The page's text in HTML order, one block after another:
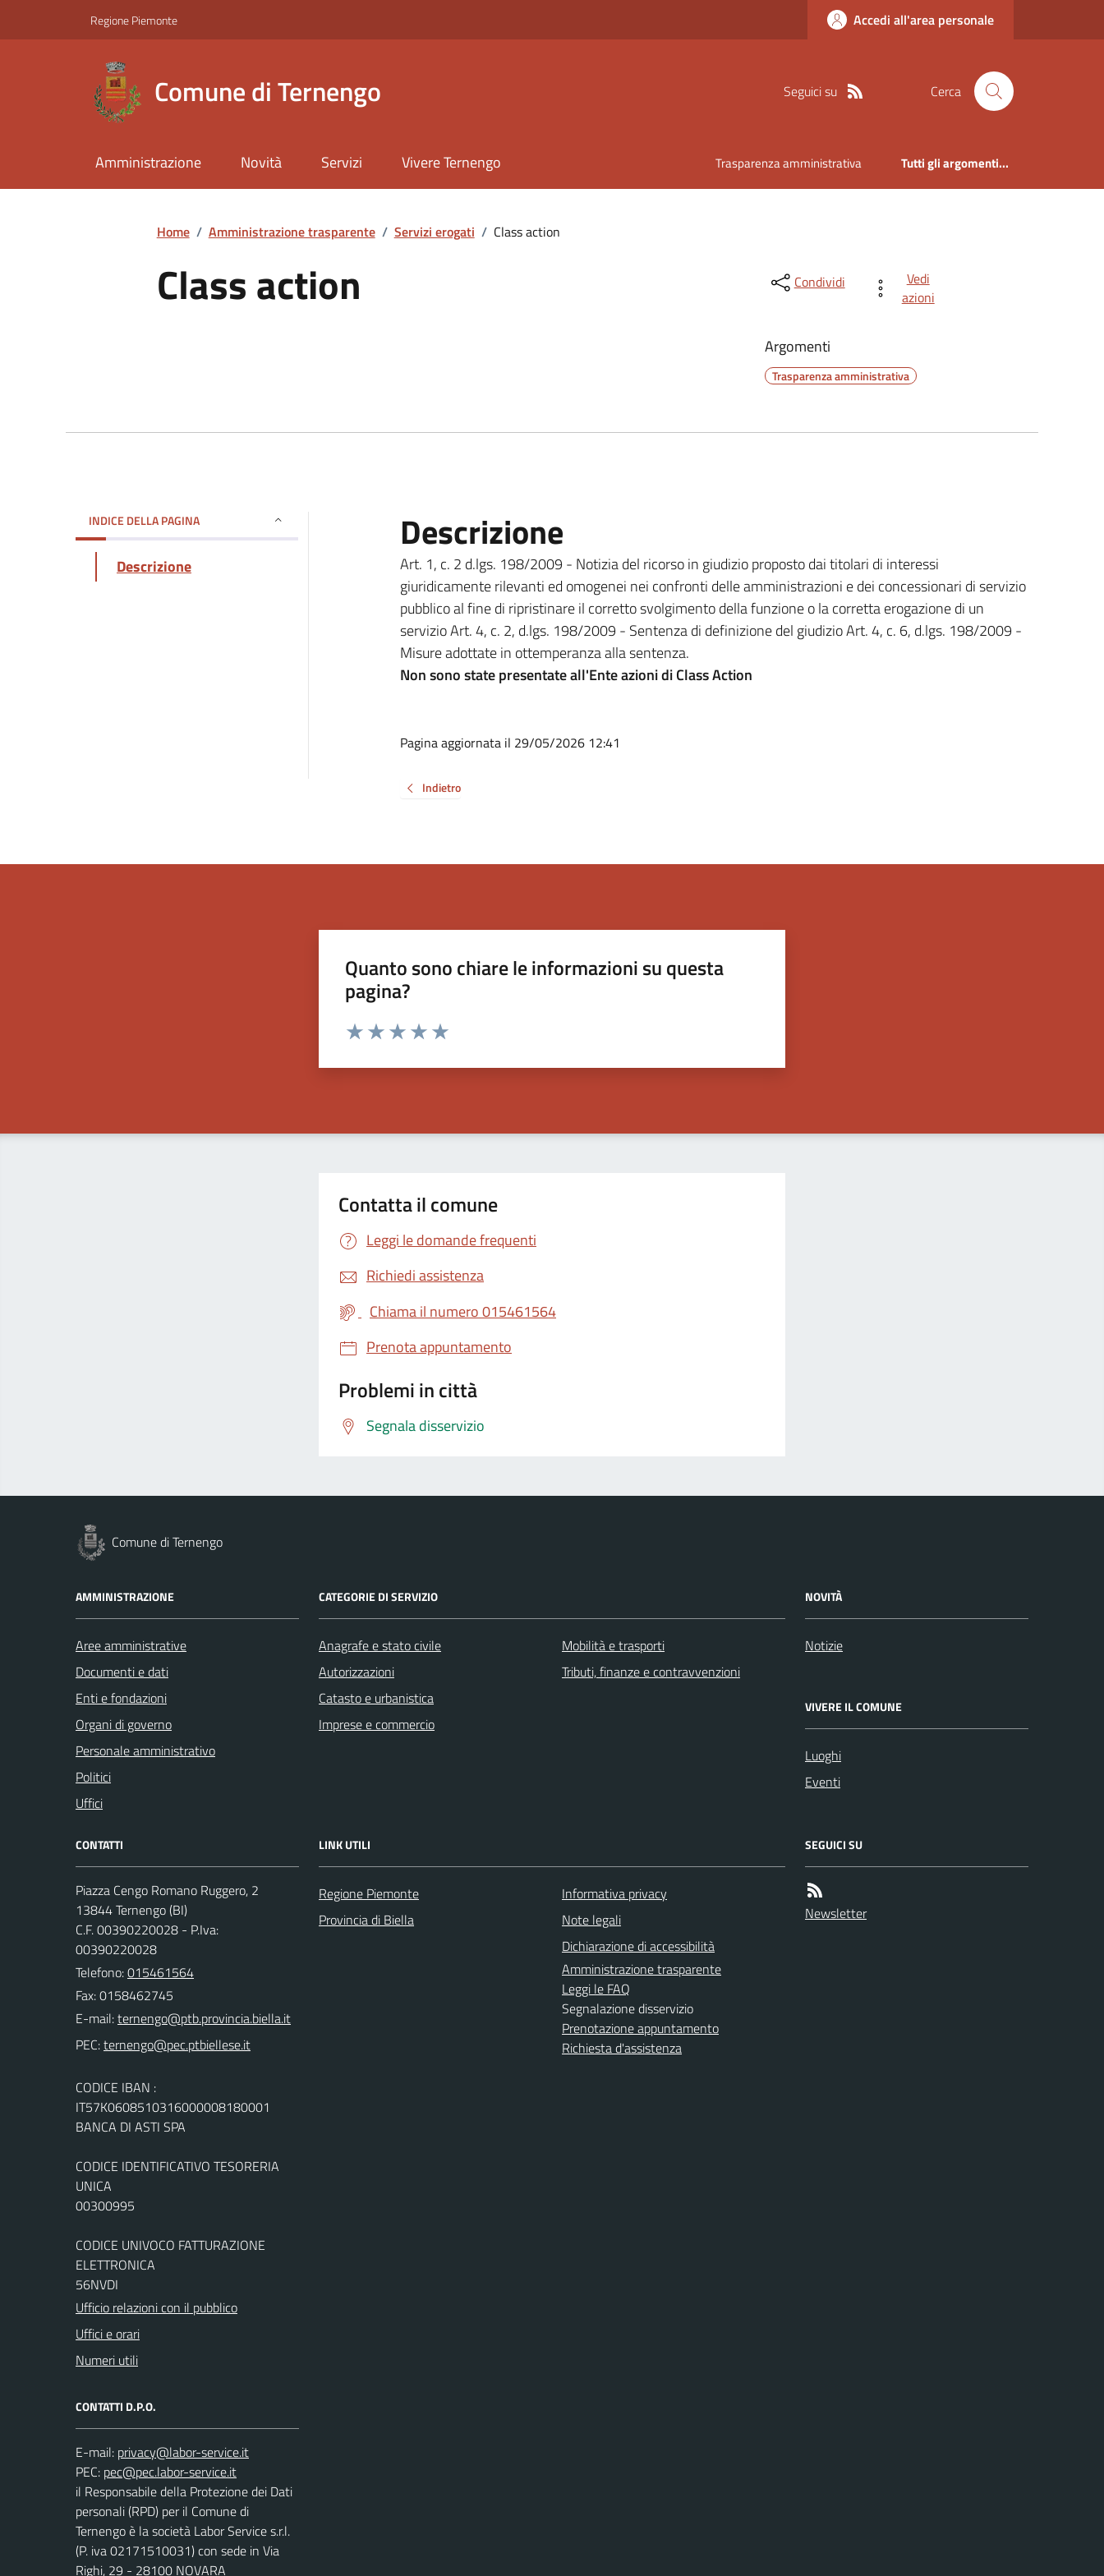
Regione Piemonte Accedi all'area personale
Comune di Ternengo Seguici su Cerca
Amministrazione Novità Servizi Vivere Ternengo Trasparenza amministrativa Tutti gli argomenti...
Home / Amministrazione trasparente / Servizi erogati / Class action
Class action Condividi
Vedi
azioni
Argomenti
Trasparenza amministrativa
INDICE DELLA PAGINA
Descrizione
Descrizione
Art. 1, c. 2 d.lgs. 198/2009 - Notizia del ricorso in giudizio proposto dai titolari di interessi
giuridicamente rilevanti ed omogenei nei confronti delle amministrazioni e dei concessionari di servizio
pubblico al fine di ripristinare il corretto svolgimento della funzione o la corretta erogazione di un
servizio Art. 4, c. 2, d.lgs. 198/2009 - Sentenza di definizione del giudizio Art. 4, c. 6, d.lgs. 198/2009 -
Misure adottate in ottemperanza alla sentenza.
Non sono state presentate all'Ente azioni di Class Action
Pagina aggiornata il 29/05/2026 12:41
Indietro
Quanto sono chiare le informazioni su questa
pagina?
Valuta da 1 a 5 stelle la pagina
Contatta il comune
Leggi le domande frequenti
Richiedi assistenza
Chiama il numero 015461564
Prenota appuntamento
Problemi in città
Segnala disservizio
Comune di Ternengo
AMMINISTRAZIONE
Aree amministrative
Documenti e dati
Enti e fondazioni
Organi di governo
Personale amministrativo
Politici
Uffici
CATEGORIE DI SERVIZIO
Anagrafe e stato civile
Autorizzazioni
Catasto e urbanistica
Imprese e commercio
Mobilità e trasporti
Tributi, finanze e contravvenzioni
NOVITÀ
Notizie
VIVERE IL COMUNE
Luoghi
Eventi
CONTATTI
Piazza Cengo Romano Ruggero, 2
13844 Ternengo (BI)
C.F. 00390220028 - P.Iva:
00390220028
Telefono:015461564
Fax: 0158462745
E-mail:
PEC:
CODICE IBAN :
IT57K0608510316000008180001
BANCA DI ASTI SPA
CODICE IDENTIFICATIVO TESORERIA
UNICA
00300995
CODICE UNIVOCO FATTURAZIONE
ELETTRONICA
56NVDI
Ufficio relazioni con il pubblico
Uffici e orari
Numeri utili
CONTATTI D.P.O.
E-mail:
PEC:
il Responsabile della Protezione dei Dati
personali (RPD) per il Comune di
Ternengo è la società Labor Service s.r.l.
(P. iva 02171510031) con sede in Via
Righi, 29 - 28100 NOVARA
LINK UTILI
Regione Piemonte
Provincia di Biella
Informativa privacy
Note legali
Dichiarazione di accessibilità
Amministrazione trasparente
Leggi le FAQ
Segnalazione disservizio
Prenotazione appuntamento
Richiesta d'assistenza
SEGUICI SU
Newsletter